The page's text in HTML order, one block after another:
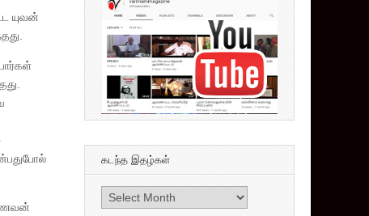
யுவன்
கடந்த இதழ்கள்
கடந்த
இதழ்கள்